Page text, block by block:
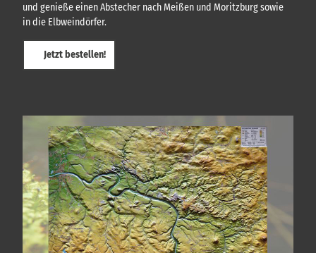
und genieße einen Abstecher nach Meißen und Moritzburg sowie
in die Elbweindörfer.
Jetzt bestellen!